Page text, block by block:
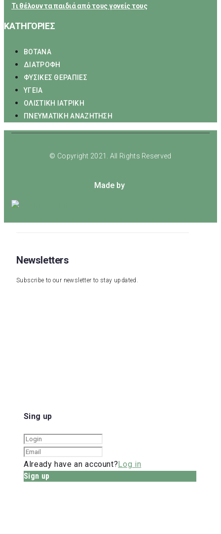
Τι θέλουν τα παιδιά από τους γονείς τους
ΚΑΤΗΓΟΡΙΕΣ
ΒΟΤΑΝΑ
ΔΙΑΤΡΟΦΗ
ΦΥΣΙΚΕΣ ΘΕΡΑΠΙΕΣ
ΥΓΕΙΑ
ΟΛΙΣΤΙΚΗ ΙΑΤΡΙΚΗ
ΠΝΕΥΜΑΤΙΚΗ ΑΝΑΖΗΤΗΣΗ
© Copyright 2021. All Rights Reserved
Made by
Newsletters
Subscribe to our newsletter to stay updated.
Sing up
Already have an account?Log in
Sign up